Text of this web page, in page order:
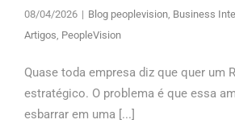
08/04/2026 | Blog peoplevision, Business
Artigos, PeopleVision
Quase toda empresa diz que quer um
estratégico. O problema é que essa
esbarrar em uma [...]